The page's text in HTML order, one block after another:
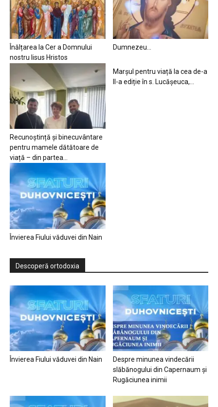
Înălțarea la Cer a Domnului
nostru Iisus Hristos
Dumnezeu…
Recunoștință și binecuvântare
pentru mamele dătătoare de
viață – din partea...
Marșul pentru viață la cea de-a
II-a ediție în s. Lucășeuca,...
Învierea Fiului văduvei din Nain
Descoperă ortodoxia
Învierea Fiului văduvei din Nain
Despre minunea vindecării
slăbănogului din Capernaum și
Rugăciunea inimii